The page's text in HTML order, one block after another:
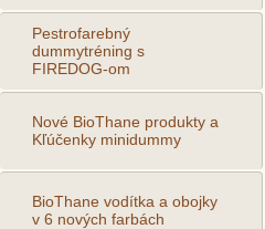
Pestrofarebný
dummytréning s
FIREDOG-om
Nové BioThane produkty a
Kľúčenky minidummy
BioThane vodítka a obojky
v 6 nových farbách